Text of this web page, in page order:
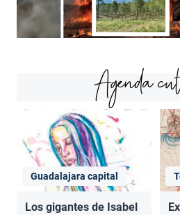
Agenda
Guadalajara capital
Los gigantes de Isabel